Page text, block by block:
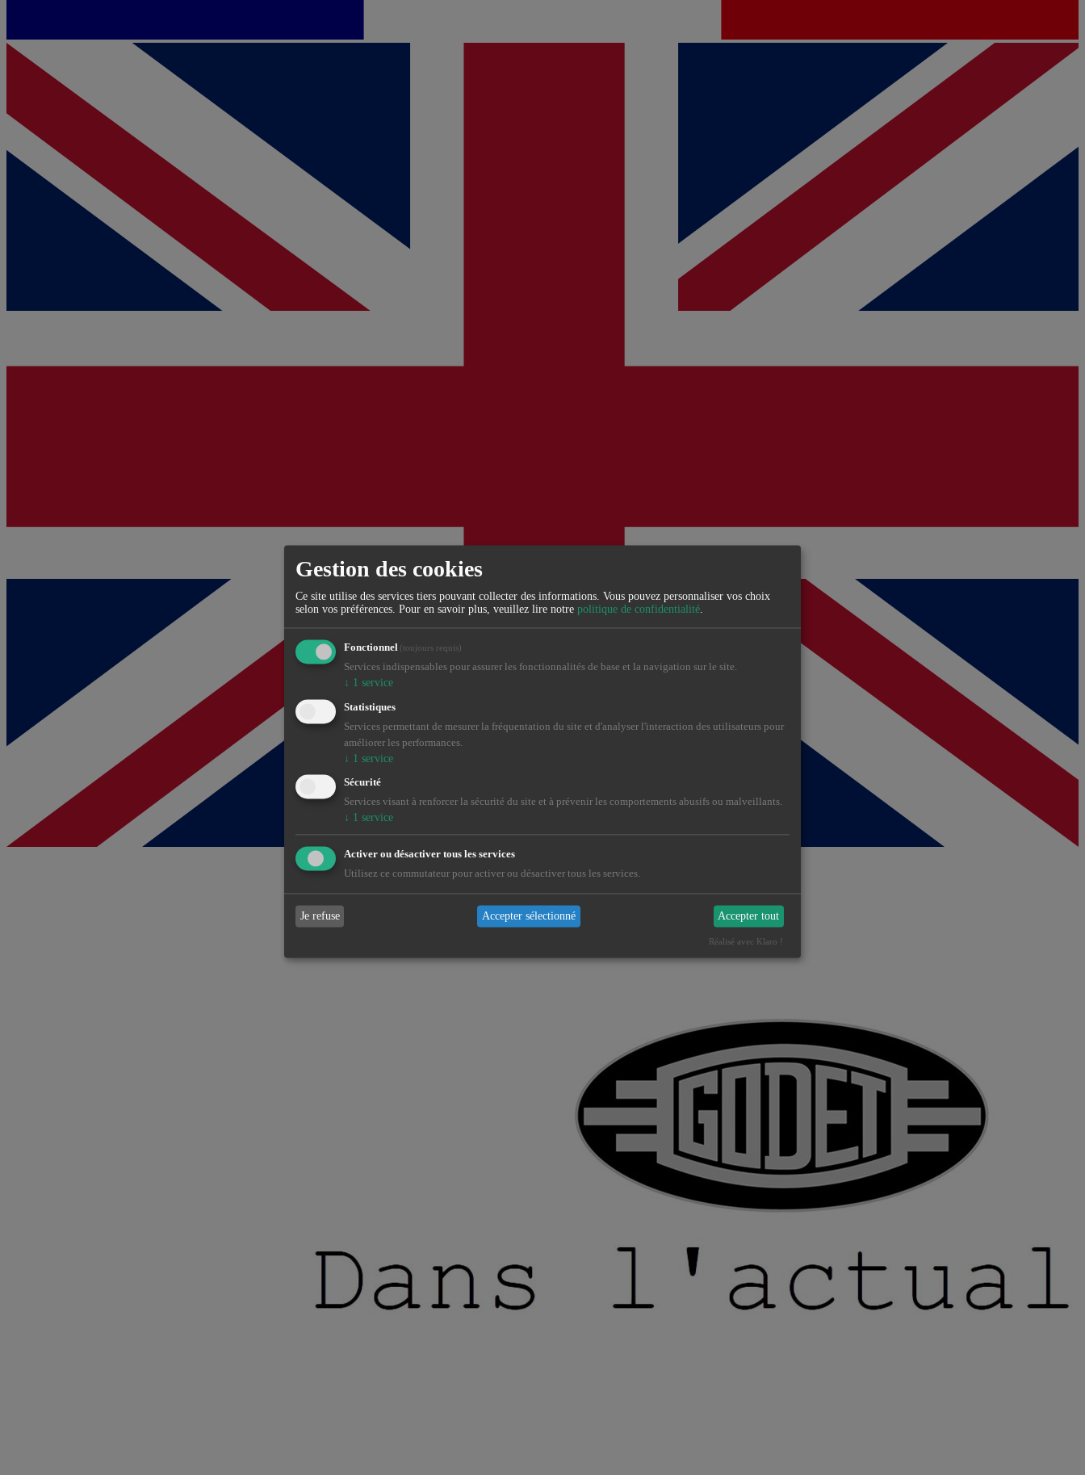
Gestion des cookies
Ce site utilise des services tiers pouvant collecter des informations. Vous pouvez personnaliser vos choix
selon vos préférences. Pour en savoir plus, veuillez lire notre politique de confidentialité.
Fonctionnel (toujours requis)
Services indispensables pour assurer les fonctionnalités de base et la navigation sur le site.
↓ 1 service
Statistiques
Services permettant de mesurer la fréquentation du site et d'analyser l'interaction des utilisateurs pour
améliorer les performances.
↓ 1 service
Sécurité
Services visant à renforcer la sécurité du site et à prévenir les comportements abusifs ou malveillants.
↓ 1 service
Activer ou désactiver tous les services
Utilisez ce commutateur pour activer ou désactiver tous les services.
Je refuse Accepter sélectionné Accepter tout
Réalisé avec Klaro !